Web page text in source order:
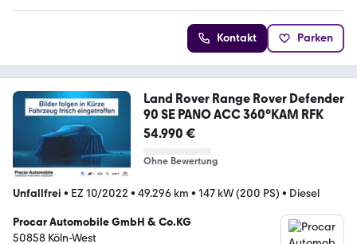
Kontakt Parken
Land Rover Range Rover Defender
90 SE PANO ACC 360°KAM RFK
54.990 €
Ohne Bewertung
Unfallfrei • EZ 10/2022 • 49.296 km • 147 kW (200 PS) • Diesel
Procar Automobile GmbH & Co.KG
50858 Köln-West